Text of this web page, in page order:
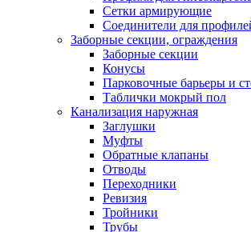
Сетки армирующие
Соединители для
Заборные секции, ограждения
Заборные секции
Конусы
Парковочные барьеры и
Таблички мокрый пол
Канализация наружная
Заглушки
Муфты
Обратные клапаны
Отводы
Переходники
Ревизия
Тройники
Трубы